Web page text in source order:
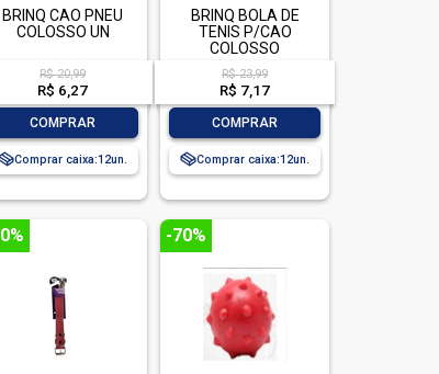
BRINQ CAO PNEU
COLOSSO UN
R$ 20,99
R$ 6,27
COMPRAR
Comprar caixa:12
BRINQ BOLA DE
TENIS P/CAO
COLOSSO
R$ 23,99
R$ 7,17
COMPRAR
Comprar caixa:12
-70%